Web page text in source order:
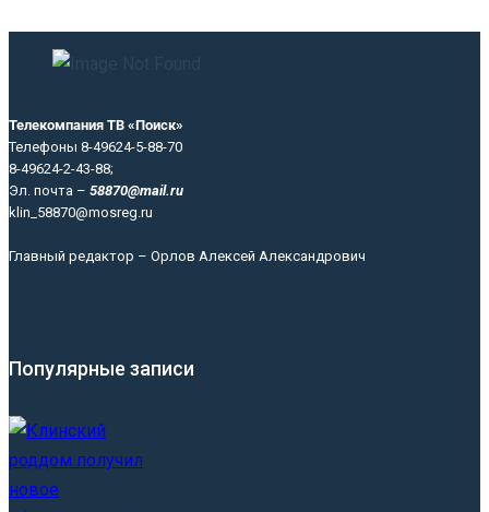
Телекомпания ТВ «Поиск»
Телефоны 8-49624-5-88-70
8-49624-2-43-88;
Эл. почта – 58870@mail.ru
klin_58870@mosreg.ru
Главный редактор – Орлов Алексей Александрович
Популярные записи